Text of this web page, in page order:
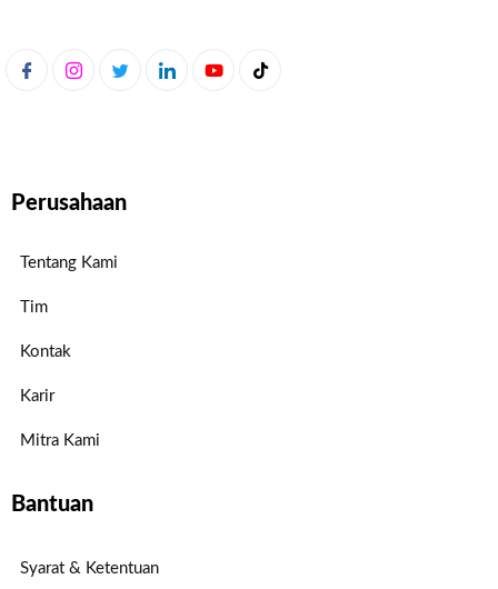
Perusahaan
Tentang Kami
Tim
Kontak
Karir
Mitra Kami
Bantuan
Syarat & Ketentuan